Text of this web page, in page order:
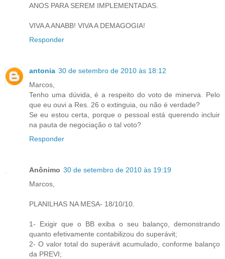
ANOS PARA SEREM IMPLEMENTADAS.
VIVA A ANABB! VIVA A DEMAGOGIA!
Responder
antonia 30 de setembro de 2010 às 18:12
Marcos,
Tenho uma dúvida, é a respeito do voto de minerva. Pelo
que eu ouvi a Res. 26 o extinguia, ou não é verdade?
Se eu estou certa, porque o pessoal está querendo incluir
na pauta de negociação o tal voto?
Responder
Anônimo 30 de setembro de 2010 às 19:19
Marcos,
PLANILHAS NA MESA- 18/10/10.
1- Exigir que o BB exiba o seu balanço, demonstrando
quanto efetivamente contabilizou do superávit;
2- O valor total do superávit acumulado, conforme balanço
da PREVI;